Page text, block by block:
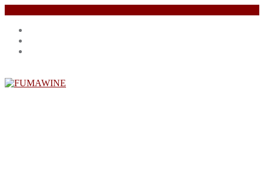
Salta
contenuto